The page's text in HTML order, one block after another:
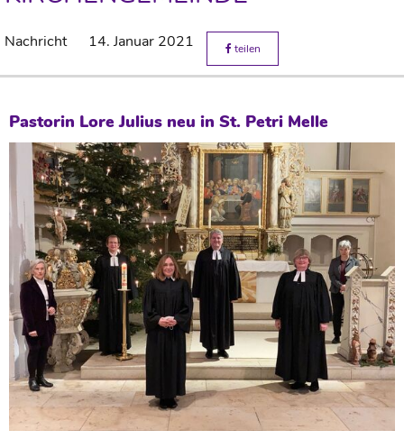
Nachricht 14. Januar 2021 teilen
Pastorin Lore Julius neu in St. Petri Melle